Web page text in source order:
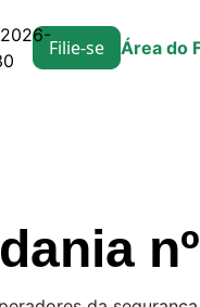
Filie-se Área do